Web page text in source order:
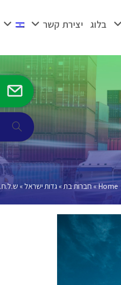
בלוג יצירת קשר
Home
»חברות בת»גדות ישראל» ש.ל.ח.